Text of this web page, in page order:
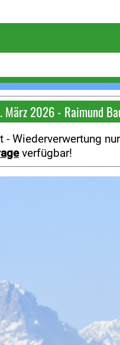
März 2026 - Raimund
- Wiederverwertung
verfügbar!